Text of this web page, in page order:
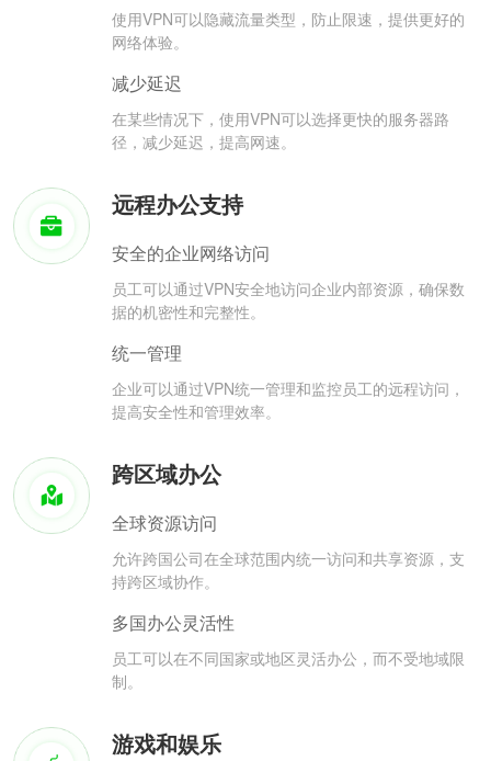
使用VPN可以隐藏流量类型，防止限速，提供更好的
网络体验。
减少延迟
在某些情况下，使用VPN可以选择更快的服务器路
径，减少延迟，提高网速。
远程办公支持
安全的企业网络访问
员工可以通过VPN安全地访问企业内部资源，确保数
据的机密性和完整性。
统一管理
企业可以通过VPN统一管理和监控员工的远程访问，
提高安全性和管理效率。
跨区域办公
全球资源访问
允许跨国公司在全球范围内统一访问和共享资源，支
持跨区域协作。
多国办公灵活性
员工可以在不同国家或地区灵活办公，而不受地域限
制。
游戏和娱乐